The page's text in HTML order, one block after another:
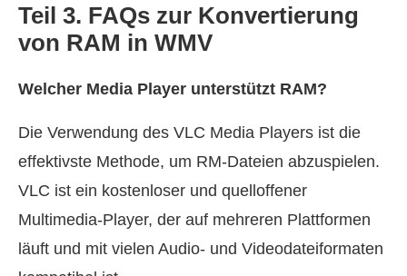
Teil 3. FAQs zur Konvertierung
von RAM in WMV
Welcher Media Player unterstützt RAM?
Die Verwendung des VLC Media Players ist die
effektivste Methode, um RM-Dateien abzuspielen.
VLC ist ein kostenloser und quelloffener
Multimedia-Player, der auf mehreren Plattformen
läuft und mit vielen Audio- und Videodateiformaten